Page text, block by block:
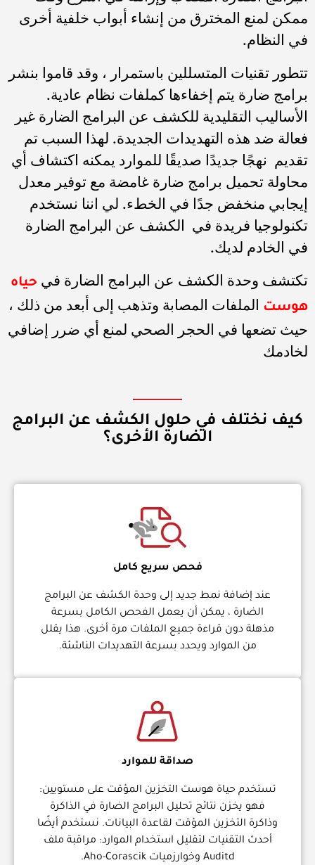
ممكن لمنع المخترق من إنشاء أبواب خلفية أخرى
في النظام.
تتطور تقنيات المتسللين باستمرار ، وقد قاموا بنشر
برامج ضارة يتم إخفاءها كملفات نظام عادية.
الأساليب التقليدية للكشف عن البرامج الضارة غير
فعالة ضد هذه التهديدات الجديدة. لهذا السبب تم
تقديم نهجًا جديدًا صديقًا للموارد يمكنه اكتشاف أي
محاولة تحميل برامج ضارة غامضة مع توفير معدل
إيجابي منخفض جدًا في الخطء. لي اننا نستخدم
تكنولوجيا فريدة في الكشف عن البرامج الضارة
في الخادم لديك.
تكتشف وحدة الكشف عن البرامج الضارة في حياه
هوست
الملفات المصابة وتذهب إلى أبعد من ذلك ،
حيث تضعها في الحجر الصحي لمنع أي ضرر إضافي
لخادمك
كيف نختلف في حلول الكشف عن البرامج
الضارة الأخرى؟
فحص سريع كامل
عند إضافة نمط جديد إلى وحدة الكشف عن البرامج
الضارة ، يمكن أن يعمل الفحص الكامل بسرعة
مذهلة دون قراءة جميع الملفات مرة أخرى. هذا يقلل
من الموارد ويحدد بسرعة التهديدات الناشئة.
صداقة للموارد
تستخدم حياة هوست التخزين المؤقت على مستويين:
فهو يخزن نتائج تحليل البرامج الضارة في الذاكرة
وذاكرة التخزين المؤقت لقاعدة البيانات. نستخدم أيضًا
أحدث التقنيات لتقليل استخدام الموارد: مراقبة ملف
Auditd وخوارزميات Aho-Corascik.